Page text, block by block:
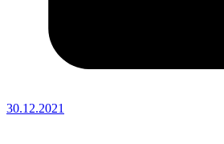
30.12.2021